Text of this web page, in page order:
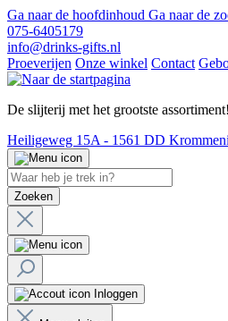
Ga naar de hoofdinhoud Ga naar de
075-6405179
info@drinks-gifts.nl
Proeverijen Onze winkel Contact
De slijterij met het grootste assortiment!
Heiligeweg 15A - 1561 DD
Zoeken
Inloggen